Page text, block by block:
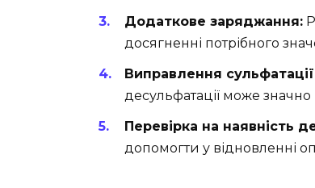
Додаткове заряджання:
досягненні потрібного
Виправлення
десульфатації може значно
Перевірка на наявність
допомогти у відновленні